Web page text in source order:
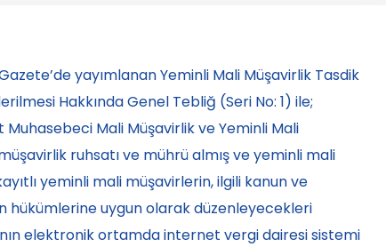
yayımlanan Yeminli Mali Müşavirlik Tasdik
Hakkında Genel Tebliğ (Seri No: 1) ile;
Muhasebeci Mali Müşavirlik ve Yeminli Mali
ruhsatı ve mührü almış ve yeminli mali
yeminli mali müşavirlerin, ilgili kanun ve
hükümlerine uygun olarak düzenleyecekleri
elektronik ortamda internet vergi dairesi sistemi